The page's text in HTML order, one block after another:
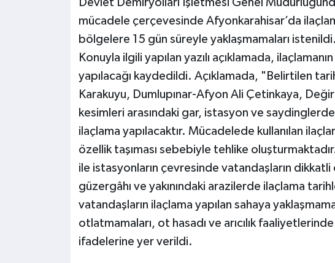
Devlet Demiryolları İşletmesi Genel
mücadele çerçevesinde Afyonkarahisar’da
bölgelere 15 gün süreyle yaklaşmamaları istenildi.
Konuyla ilgili yapılan yazılı açıklamada,
yapılacağı kaydedildi. Açıklamada, "Belirtilen
Karakuyu, Dumlupınar-Afyon Ali Çetinkaya,
kesimleri arasındaki gar, istasyon ve
ilaçlama yapılacaktır. Mücadelede kullanılan
özellik taşıması sebebiyle tehlike
ile istasyonların çevresinde vatandaşların
güzergâhı ve yakınındaki arazilerde ilaçlama
vatandaşların ilaçlama yapılan sahaya
otlatmamaları, ot hasadı ve arıcılık
ifadelerine yer verildi.